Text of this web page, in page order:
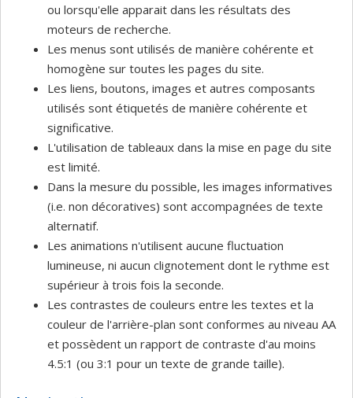
ou lorsqu'elle apparait dans les résultats des
moteurs de recherche.
Les menus sont utilisés de manière cohérente et
homogène sur toutes les pages du site.
Les liens, boutons, images et autres composants
utilisés sont étiquetés de manière cohérente et
significative.
L'utilisation de tableaux dans la mise en page du site
est limité.
Dans la mesure du possible, les images informatives
(i.e. non décoratives) sont accompagnées de texte
alternatif.
Les animations n'utilisent aucune fluctuation
lumineuse, ni aucun clignotement dont le rythme est
supérieur à trois fois la seconde.
Les contrastes de couleurs entre les textes et la
couleur de l'arrière-plan sont conformes au niveau AA
et possèdent un rapport de contraste d'au moins
4.5:1 (ou 3:1 pour un texte de grande taille).